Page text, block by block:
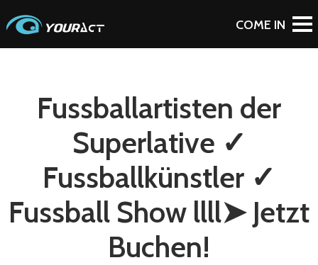
Fussballartisten der
Superlative ✓
Fussballkünstler ✓
Fussball Show llll➤ Jetzt
Buchen!